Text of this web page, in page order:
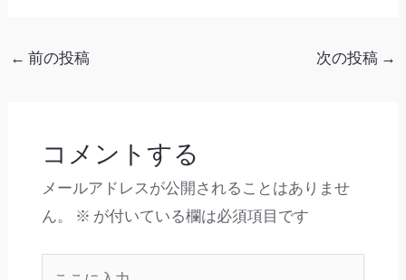
← 前の投稿 次の投稿 →
コメントする
メールアドレスが公開されることはありませ
ん。
※ が付いている欄は必須項目です